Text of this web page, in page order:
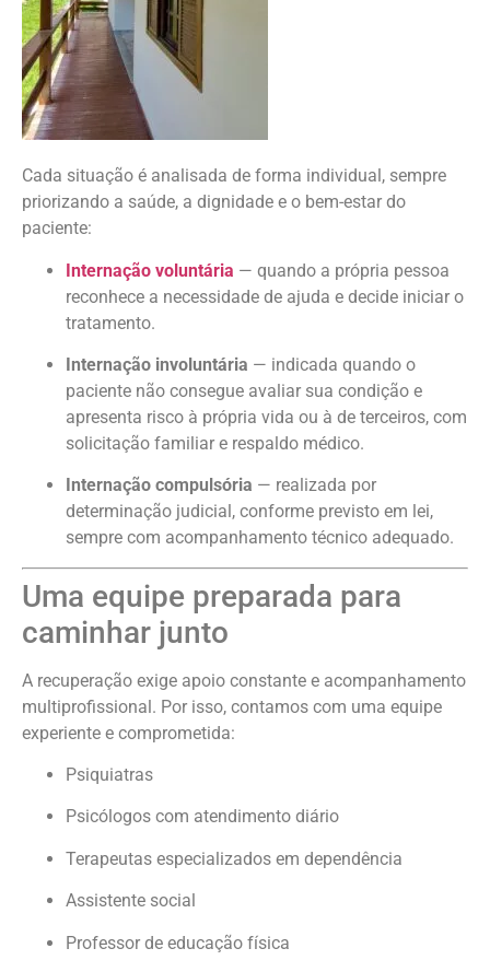
Cada situação é analisada de forma individual, sempre
priorizando a saúde, a dignidade e o bem-estar do
paciente:
Internação voluntária — quando a própria pessoa
reconhece a necessidade de ajuda e decide iniciar o
tratamento.
Internação involuntária — indicada quando o
paciente não consegue avaliar sua condição e
apresenta risco à própria vida ou à de terceiros, com
solicitação familiar e respaldo médico.
Internação compulsória — realizada por
determinação judicial, conforme previsto em lei,
sempre com acompanhamento técnico adequado.
Uma equipe preparada para
caminhar junto
A recuperação exige apoio constante e acompanhamento
multiprofissional. Por isso, contamos com uma equipe
experiente e comprometida:
Psiquiatras
Psicólogos com atendimento diário
Terapeutas especializados em dependência
Assistente social
Professor de educação física